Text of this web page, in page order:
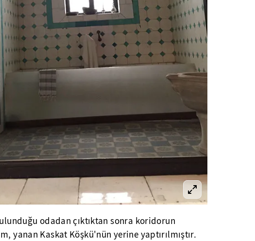
odadan çıktıktan sonra koridorun
yanan Kaskat Köşkü'nün yerine yaptırılmıştır.